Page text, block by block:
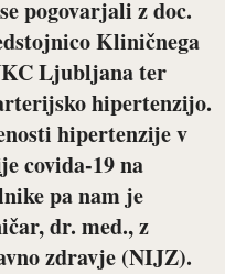
pogovarjali zdoc.
Kliničnega
Ljubljana ter
hipertenzijo.
hipertenzije v
covida-19 na
pa nam je
dr. med., z
zdravje (NIJZ).